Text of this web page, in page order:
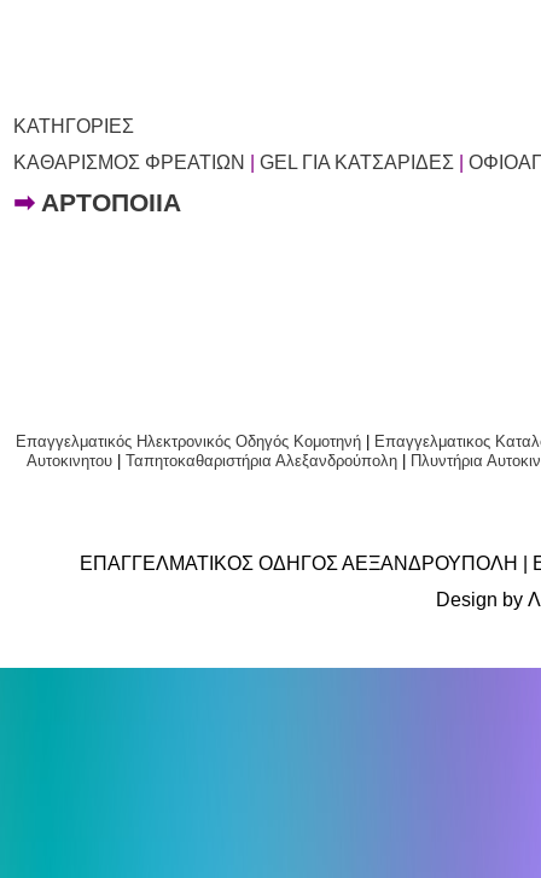
ΚΑΤΗΓΟΡΙΕΣ
ΚΑΘΑΡΙΣΜΟΣ ΦΡΕΑΤΙΩΝ
GEL ΓΙΑ ΚΑΤΣΑΡΙΔΕΣ
➡ ΑΡΤΟΠΟΙΙΑ
ΕΠΑΓΓΕΛΜΑΤΙΚΟΣ ΟΔΗΓΟΣ ΑΕΞΑΝΔΡΟΥΠΟΛΗ
Design by
Επαγγελματικός Ηλεκτρονικός Οδηγός Κομοτηνή
Επαγγελματικος
Αυτοκινητου |Ταπητοκαθαριστήρια Αλεξανδρούπολη Πλυντήρια